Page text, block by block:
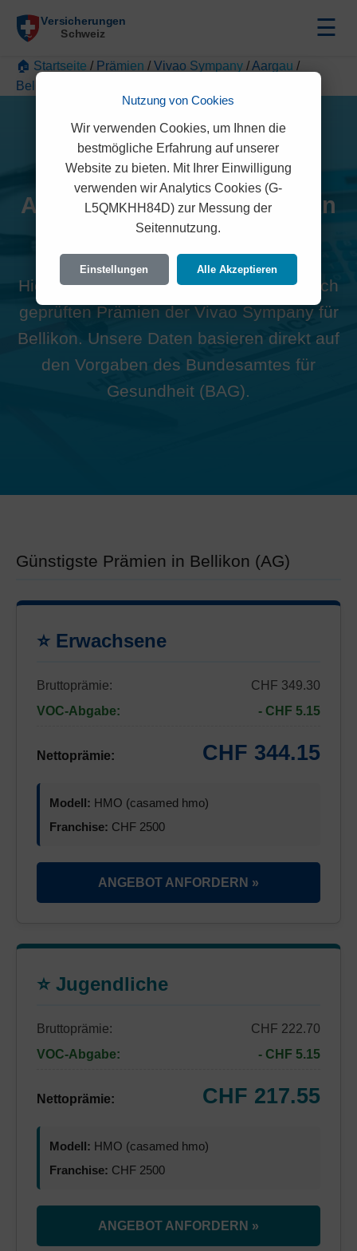
☰
🏠 Startseite / Prämien / Vivao Sympany /Aargau /
Bellikon
Alle Vivao Sympany Prämien
in Bellikon (5454)
Hier finden Sie die offiziellen und rechtlich
geprüften Prämien der Vivao Sympany für
Bellikon. Unsere Daten basieren direkt auf
den Vorgaben des Bundesamtes für
Gesundheit (BAG).
Günstigste Prämien in Bellikon (AG)
⭐ Erwachsene
Bruttoprämie:
CHF 349.30
VOC-Abgabe:
- CHF 5.15
Nettoprämie: CHF 344.15
Modell: HMO (casamed hmo)
Franchise: CHF 2500
ANGEBOT ANFORDERN »
⭐ Jugendliche
Bruttoprämie:
CHF 222.70
VOC-Abgabe:
- CHF 5.15
Nettoprämie: CHF 217.55
Modell: HMO (casamed hmo)
Franchise: CHF 2500
ANGEBOT ANFORDERN »
Nutzung von Cookies
Wir verwenden Cookies, um Ihnen die
bestmögliche Erfahrung auf unserer
Website zu bieten. Mit Ihrer Einwilligung
verwenden wir Analytics Cookies (G-
L5QMKHH84D) zur Messung der
Seitennutzung.
Einstellungen Alle Akzeptieren